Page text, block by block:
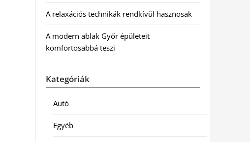
A relaxációs technikák rendkívül hasznosak
A modern ablak Győr épületeit
komfortosabbá teszi
Kategóriák
Autó
Egyéb